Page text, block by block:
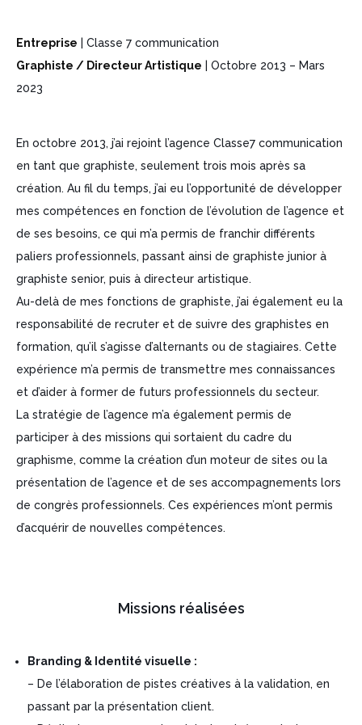
Entreprise | Classe 7 communication
Graphiste / Directeur Artistique | Octobre 2013 – Mars
2023
En octobre 2013, j’ai rejoint l’agence Classe7 communication
en tant que graphiste, seulement trois mois après sa
création. Au fil du temps, j’ai eu l’opportunité de développer
mes compétences en fonction de l’évolution de l’agence et
de ses besoins, ce qui m’a permis de franchir différents
paliers professionnels, passant ainsi de graphiste junior à
graphiste senior, puis à directeur artistique.
Au-delà de mes fonctions de graphiste, j’ai également eu la
responsabilité de recruter et de suivre des graphistes en
formation, qu’il s’agisse d’alternants ou de stagiaires. Cette
expérience m’a permis de transmettre mes connaissances
et d’aider à former de futurs professionnels du secteur.
La stratégie de l’agence m’a également permis de
participer à des missions qui sortaient du cadre du
graphisme, comme la création d’un moteur de sites ou la
présentation de l’agence et de ses accompagnements lors
de congrès professionnels. Ces expériences m’ont permis
d’acquérir de nouvelles compétences.
Missions réalisées
Branding & Identité visuelle :
– De l’élaboration de pistes créatives à la validation, en
passant par la présentation client.